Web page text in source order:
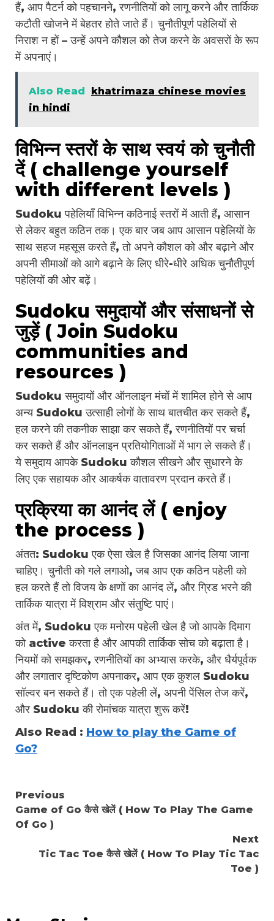
हैं, आप पैटर्न को पहचानने, रणनीतियों को लागू करने और तार्किक
कटौती खोजने में बेहतर होते जाते हैं। चुनौतीपूर्ण पहेलियों से
निराश न हों – उन्हें अपने कौशल को तेज करने के अवसरों के रूप
में अपनाएं।
Also Read
khatrimaza chinese movies
in hindi
विभिन्न स्तरों के साथ स्वयं को चुनौती
दें ( challenge yourself
with different levels )
Sudoku पहेलियाँ विभिन्न कठिनाई स्तरों में आती हैं, आसान
से लेकर बहुत कठिन तक। एक बार जब आप आसान पहेलियों के
साथ सहज महसूस करते हैं, तो अपने कौशल को और बढ़ाने और
अपनी सीमाओं को आगे बढ़ाने के लिए धीरे-धीरे अधिक चुनौतीपूर्ण
पहेलियों की ओर बढ़ें।
Sudoku समुदायों और संसाधनों से
जुड़ें ( Join Sudoku
communities and
resources )
Sudoku समुदायों और ऑनलाइन मंचों में शामिल होने से आप
अन्य Sudoku उत्साही लोगों के साथ बातचीत कर सकते हैं,
हल करने की तकनीक साझा कर सकते हैं, रणनीतियों पर चर्चा
कर सकते हैं और ऑनलाइन प्रतियोगिताओं में भाग ले सकते हैं।
ये समुदाय आपके Sudoku कौशल सीखने और सुधारने के
लिए एक सहायक और आकर्षक वातावरण प्रदान करते हैं।
प्रक्रिया का आनंद लें ( enjoy
the process )
अंतत: Sudoku एक ऐसा खेल है जिसका आनंद लिया जाना
चाहिए। चुनौती को गले लगाओ, जब आप एक कठिन पहेली को
हल करते हैं तो विजय के क्षणों का आनंद लें, और ग्रिड भरने की
तार्किक यात्रा में विश्राम और संतुष्टि पाएं।
अंत में, Sudoku एक मनोरम पहेली खेल है जो आपके दिमाग
को active करता है और आपकी तार्किक सोच को बढ़ाता है।
नियमों को समझकर, रणनीतियों का अभ्यास करके, और धैर्यपूर्वक
और लगातार दृष्टिकोण अपनाकर, आप एक कुशल Sudoku
सॉल्वर बन सकते हैं। तो एक पहेली लें, अपनी पेंसिल तेज करें,
और Sudoku की रोमांचक यात्रा शुरू करें!
Also Read : How to play the Game of
Go?
Continue
Reading
Previous
Game of Go कैसे खेलें ( How To Play The Game
Of Go )
Next
Tic Tac Toe कैसे खेलें ( How To Play Tic Tac
Toe )